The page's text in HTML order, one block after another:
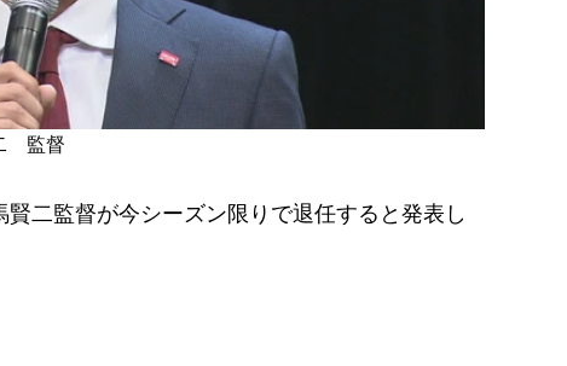
監督
二監督が今シーズン限りで退任すると発表し